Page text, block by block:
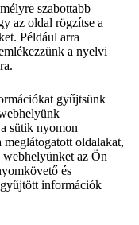
szabottabb
az oldal rögzítse a
Például arra
a nyelvi
gyűjtsünk
sütik nyomon
oldalakat,
az Ön
és
információk